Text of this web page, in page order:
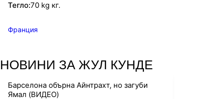
Тегло:70 kg кг.
Франция
НОВИНИ ЗА ЖУЛ КУНДЕ
Барселона обърна Айнтрахт, но загуби
Ямал (ВИДЕО)